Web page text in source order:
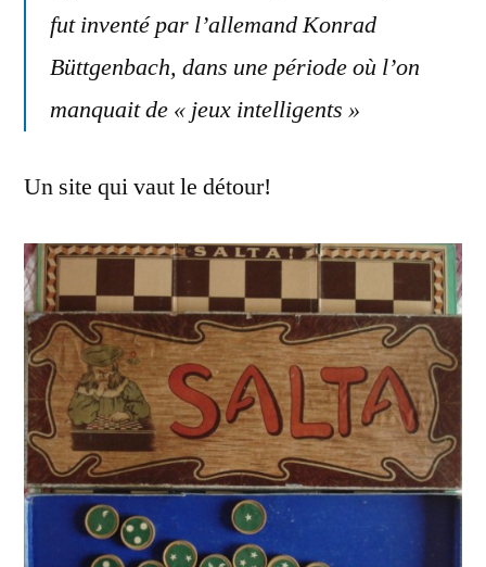
fut inventé par l’allemand Konrad
Büttgenbach, dans une période où l’on
manquait de « jeux intelligents »
Un site qui vaut le détour!